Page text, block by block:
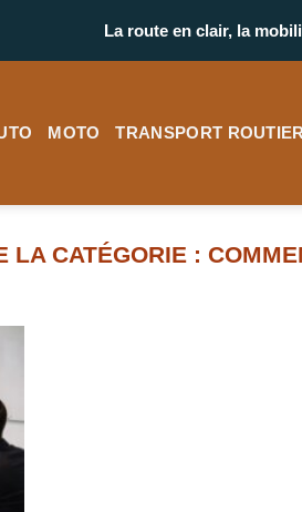
La route en clair, la
MOTO TRANSPORT ROUTIER